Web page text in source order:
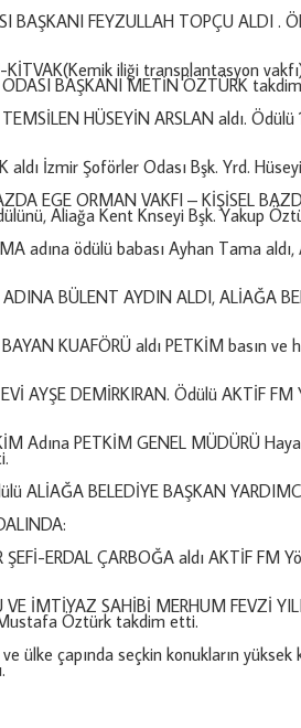
BAŞKANI FEYZULLAH TOPÇU ALDI .
KİTVAK(Kemik iliği transplantasyon
BAŞKANI METİN ÖZTÜRK
HÜSEYİN ARSLAN aldı.
aldı İzmir Şoförler Odası Bşk. Yrd.
EGE ORMAN VAKFI – KİŞİSEL
Aliağa Kent Knseyi Bşk. Yakup
adına ödülü babası Ayhan Tama aldı,
BÜLENT AYDIN ALDI, ALİAĞA
KUAFÖRÜ aldı PETKİM basın
AYŞE DEMİRKIRAN. Ödülü AKTİF
Adına PETKİM GENEL MÜDÜRÜ
ALİAĞA BELEDİYE BAŞKAN
ŞEFİ-ERDAL ÇARBOĞA aldı AKTİF
İMTİYAZ SAHİBİ MERHUM FEVZİ
Öztürk takdim etti.
ülke çapında seçkin konukların